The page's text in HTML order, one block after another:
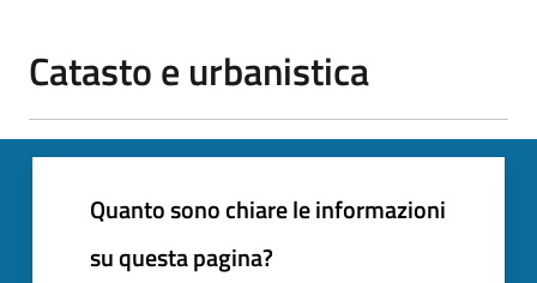
Catasto e urbanistica
Quanto sono chiare le informazioni
su questa pagina?